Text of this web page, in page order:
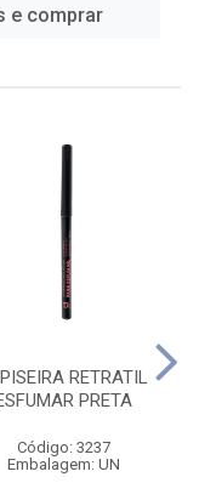
e comprar
RETRATIL
PRETA
Código: 3237
Embalagem: UN